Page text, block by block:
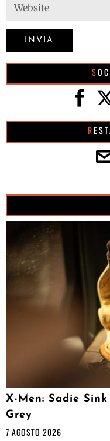
X-Men: Sadie
Grey
7 AGOSTO 2026